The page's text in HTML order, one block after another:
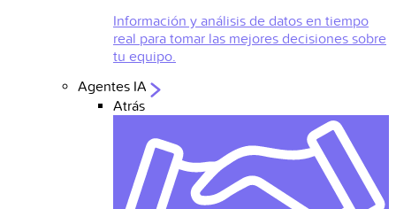
Información y análisis de datos en tiempo
real para tomar las mejores decisiones sobre
tu equipo.
Agentes IA
Atrás